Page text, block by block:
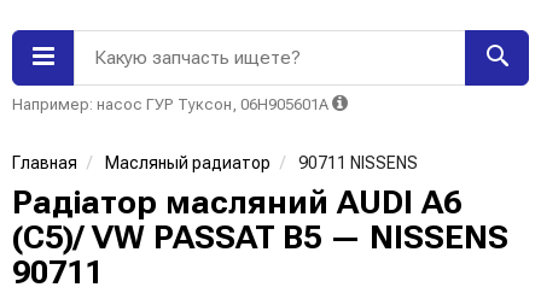
Какую запчасть ищете?
Например: насос ГУР Туксон, 06H905601A
Главная Масляный радиатор 90711 NISSENS
Радіатор масляний AUDI A6
(C5)/ VW PASSAT B5 — NISSENS
90711